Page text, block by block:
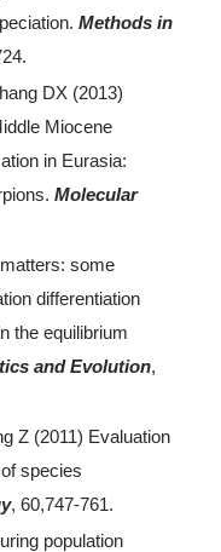
Methods in
DX (2013)
Miocene
in Eurasia:
Molecular
some
differentiation
the equilibrium
and Evolution,
Z (2011) Evaluation
species
, 60,747-761.
population